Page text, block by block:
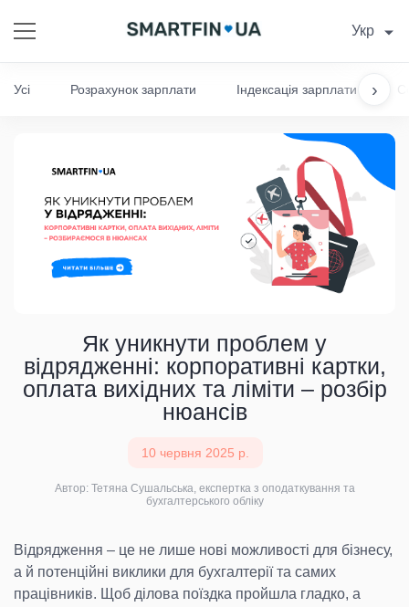
Укр
›
Усі Розрахунок зарплати Індексація зарплати
Як уникнути проблем у
відрядженні: корпоративні картки,
оплата вихідних та ліміти – розбір
нюансів
10 червня 2025 р.
Автор: Тетяна Сушальська, експертка з оподаткування та
бухгалтерського обліку
Відрядження – це не лише нові можливості для бізнесу,
а й потенційні виклики для бухгалтерії та самих
працівників. Щоб ділова поїздка пройшла гладко, а